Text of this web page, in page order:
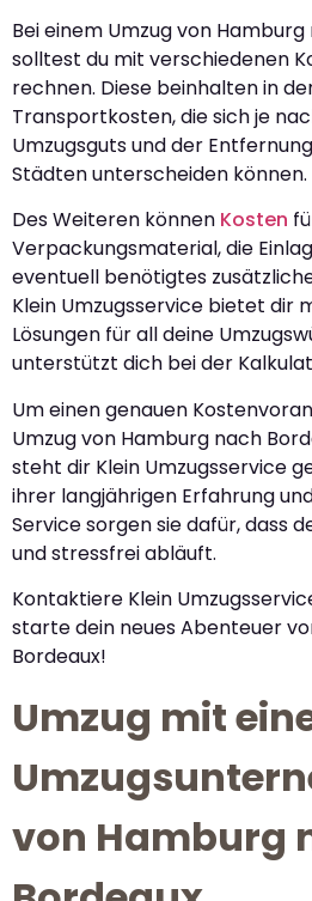
Bei einem Umzug von
solltest du mit verschiedenen
rechnen. Diese beinhalten in
Transportkosten, die sich je
Umzugsguts und der
Städten unterscheiden können.
Des Weiteren können Kosten
Verpackungsmaterial, die
eventuell benötigtes
Klein Umzugsservice bietet dir
Lösungen für all deine
unterstützt dich bei der
Um einen genauen
Umzug von Hamburg nach
steht dir Klein Umzugsservice
ihrer langjährigen Erfahrung
Service sorgen sie dafür, dass
und stressfrei abläuft.
Kontaktiere Klein
starte dein neues Abenteuer
Bordeaux!
Umzug mit
von Hamburg